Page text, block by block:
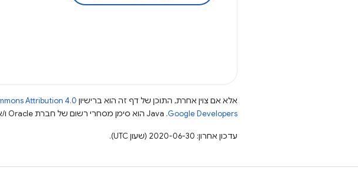
אלא אם צוין אחרת, התוכן של דף זה הוא ברישיון Attribution 4.0
Google Developers‏.‏ Java הוא סימן מסחרי רשום של חברת Oracle ו/או של השותפים העצמאיים שלה.
עדכון אחרון: 2020-06-30 (שעון UTC).